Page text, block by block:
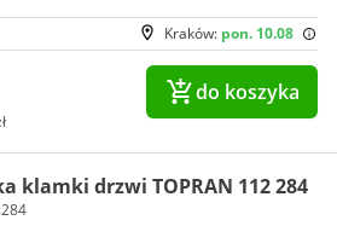
Kraków: pon. 10.08
do koszyka
klamki drzwi TOPRAN 112 284